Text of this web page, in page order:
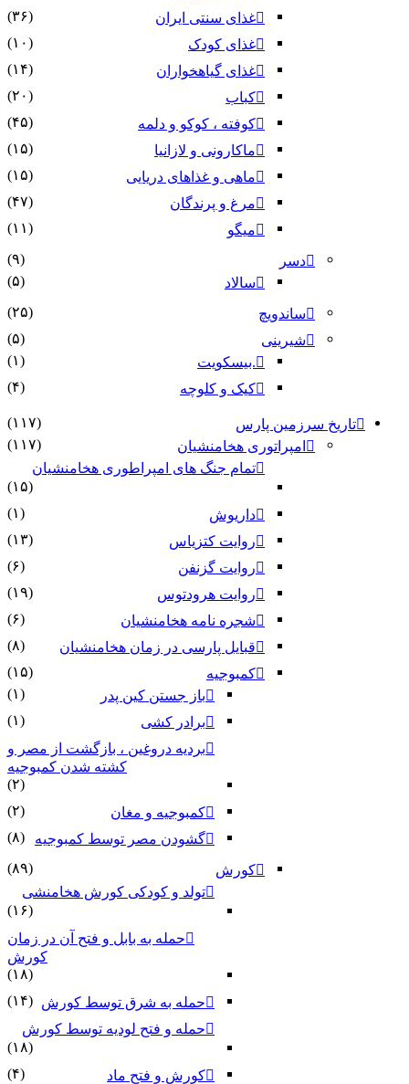
غذای سنتی ایران
(۳۶)
غذای کودک
(۱۰)
غذای گیاهخواران
(۱۴)
کباب
(۲۰)
کوفته ، کوکو و دلمه
(۴۵)
ماکارونی و لازانیا
(۱۵)
ماهی و غذاهای دریایی
(۱۵)
مرغ و پرندگان
(۴۷)
میگو
(۱۱)
دسر
(۹)
سالاد
(۵)
ساندویچ
(۲۵)
شیرینی
(۵)
.بیسکویت
(۱)
کیک و کلوچه
(۴)
تاریخ سرزمین پارس
(۱۱۷)
امپراتوری هخامنشیان
(۱۱۷)
تمام جنگ های امپراطوری هخامنشیان
(۱۵)
داریوش
(۱)
روایت کتزیاس
(۱۳)
روایت گزنفن
(۶)
روایت هرودتوس
(۱۹)
شجره نامه هخامنشیان
(۶)
قبایل پارسی در زمان هخامنشیان
(۸)
کمبوجیه
(۱۵)
باز جستن کین پدر
(۱)
برادر کشی
(۱)
بردیه دروغین ، بازگشت از مصر و
کشته شدن کمبوجیه
(۲)
کمبوجیه و مغان
(۲)
گشودن مصر توسط کمبوجیه
(۸)
کورش
(۸۹)
تولد و کودکی کورش هخامنشی
(۱۶)
حمله به بابل و فتح آن در زمان
کورش
(۱۸)
حمله به شرق توسط کورش (۱۴)
حمله و فتح لودیه توسط کورش
(۱۸)
کورش و فتح ماد
(۴)